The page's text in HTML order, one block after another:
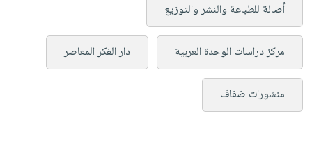
أصالة للطباعة والنشر والتوزيع
مركز دراسات الوحدة العربية دار الفكر المعاصر
منشورات ضفاف